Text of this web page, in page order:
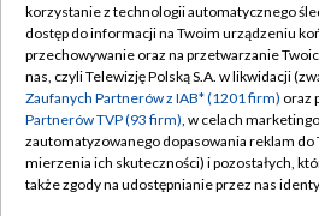
TVP
Abonament TVP
Emisja w TVP
Centrum informacji TVP
Naziemna Telewizja Cyfrowa
Regulamin
Polityka
Moje
Pomoc
korzystanie z technologii automatycznego
dostęp do informacji na Twoim urządzeniu
przechowywanie oraz na przetwarzanie
nas, czyli Telewizję Polską S.A. w likwidacji
Zaufanych Partnerów z IAB* (1201 firm) oraz
Partnerów TVP (93 firm), w celach
zautomatyzowanego dopasowania reklam
mierzenia ich skuteczności) i pozostałych,
także zgody na udostępnianie przez nas